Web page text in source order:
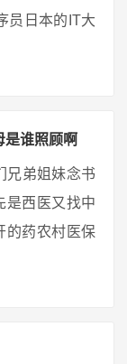
员日本的IT大
是谁照顾啊
兄弟姐妹念书
是西医又找中
的药农村医保